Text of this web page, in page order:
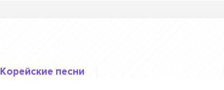
Корейские песни